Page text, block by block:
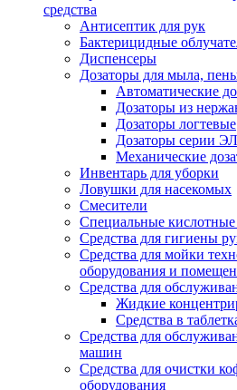
средства
Антисептик для рук
Бактерицидные
Диспенсеры
Дозаторы для мыла,
Автоматические
Дозаторы из
Дозаторы логтевые
Дозаторы серии
Механические
Инвентарь для уборки
Ловушки для насекомых
Смесители
Специальные кислотные
Средства для гигиены
Средства для мойки
оборудования и
Средства для
Жидкие
Средства в
Средства для
машин
Средства для очистки
оборудования